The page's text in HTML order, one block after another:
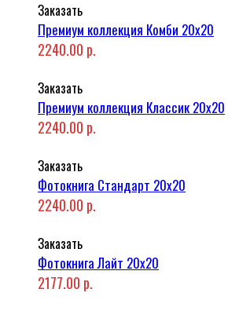
Заказать
Премиум коллекция Комби 20x20
2240.00 р.
Заказать
Премиум коллекция Классик 20x20
2240.00 р.
Заказать
Фотокнига Стандарт 20x20
2240.00 р.
Заказать
Фотокнига Лайт 20x20
2177.00 р.